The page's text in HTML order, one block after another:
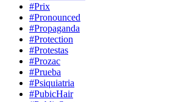
#Prix
#Pronounced
#Propaganda
#Protection
#Protestas
#Prozac
#Prueba
#Psiquiatria
#PubicHair